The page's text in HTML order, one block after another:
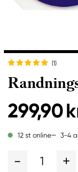
(1)
299,90
12 st online 3-4
1